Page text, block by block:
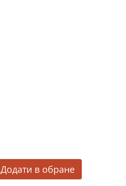
Додати в обране